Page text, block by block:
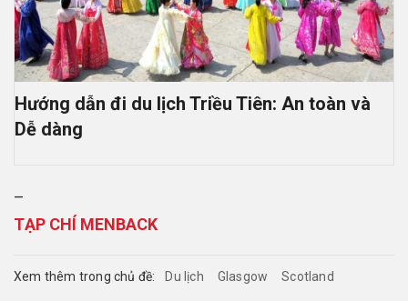
Hướng dẫn đi du lịch Triều Tiên: An toàn và
Dễ dàng
–
TẠP CHÍ MENBACK
Xem thêm trong chủ đề: Du lịch Glasgow Scotland